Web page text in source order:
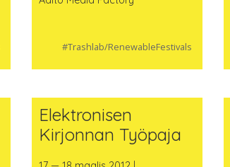
#Trashlab/RenewableFestivals
Elektronisen
Kirjonnan Työpaja